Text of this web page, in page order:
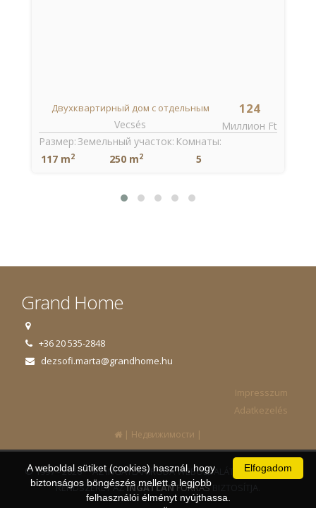
124
Миллион Ft
Двухквартирный дом с отдельным
Для продажи
Vecsés
Комнаты:
5
Размер:
117 m2
Земельный участок:
250 m2
Grand Home
+36 20 535-2848
dezsofi.marta@grandhome.hu
Impresszum
Adatkezelés
| Недвижимости |
© 1997 - 2026 AZ INGATLANIRODA WEBOLDALÁT ÉS ÜGYVITELI
RENDSZERÉT AZINGATLANFORRÁSBIZTOSÍTJA.
Elfogadom
A weboldal sütiket (cookies) használ, hogy
biztonságos böngészés mellett a legjobb
felhasználói élményt nyújthassa.